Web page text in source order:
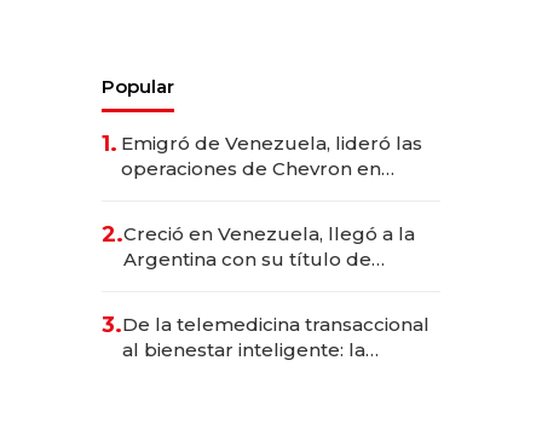
Popular
1. Emigró de Venezuela, lideró las
operaciones de Chevron en
2.Creció en Venezuela, llegó a la
Argentina con su título de
las marcas "fast premium"
3.De la telemedicina transaccional
al bienestar inteligente: la